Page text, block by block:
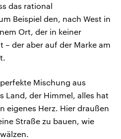
das rational
Beispiel den, nach West in
Ort, der in keiner
– der aber auf der Marke am
Mischung aus
Land, der Himmel, alles hat
eigenes Herz. Hier draußen
Straße zu bauen, wie